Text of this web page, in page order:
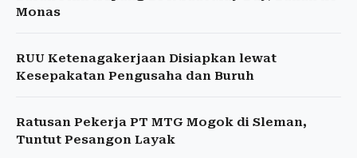
Monas
RUU Ketenagakerjaan Disiapkan lewat
Kesepakatan Pengusaha dan Buruh
Ratusan Pekerja PT MTG Mogok di Sleman,
Tuntut Pesangon Layak